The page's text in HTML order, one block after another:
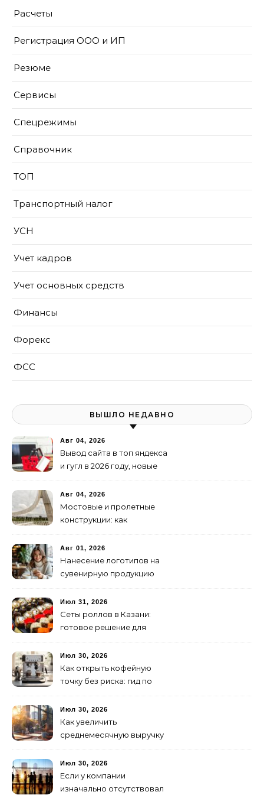
Расчеты
Регистрация ООО и ИП
Резюме
Сервисы
Спецрежимы
Справочник
ТОП
Транспортный налог
УСН
Учет кадров
Учет основных средств
Финансы
Форекс
ФСС
ВЫШЛО НЕДАВНО
Авг 04, 2026
Вывод сайта в топ яндекса
и гугл в 2026 году, новые
Авг 04, 2026
Мостовые и пролетные
конструкции: как
изготовление и поставку
Авг 01, 2026
Нанесение логотипов на
сувенирную продукцию
Июл 31, 2026
Сеты роллов в Казани:
готовое решение для
друзьями
Июл 30, 2026
Как открыть кофейную
точку без риска: гид по
Июл 30, 2026
Как увеличить
среднемесячную выручку
лишних затрат
Июл 30, 2026
Если у компании
изначально отсутствовал